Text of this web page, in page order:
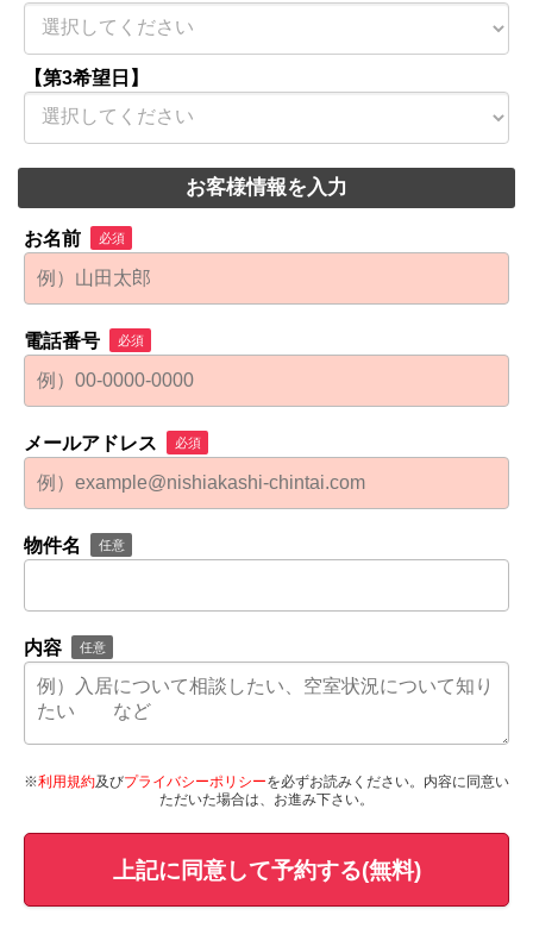
【第3希望日】
お客様情報を入力
お名前 必須
電話番号 必須
メールアドレス 必須
物件名 任意
内容 任意
※利用規約及びプライバシーポリシーを必ずお読みください。内容に同意い
ただいた場合は、お進み下さい。
上記に同意して予約する(無料)